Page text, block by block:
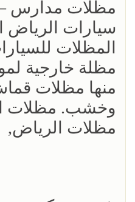
مظلات مدارس
سيارات الرياض
المظلات
مظلة خارجية
منها مظلات
وخشب. مظلات
مظلات الرياض,